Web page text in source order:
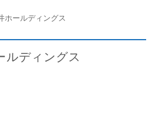
ホールディングス
ルディングス